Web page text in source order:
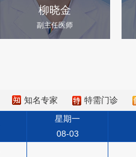
柳晓金
副主任医师
知名专家 特需门诊
星期一
08-03